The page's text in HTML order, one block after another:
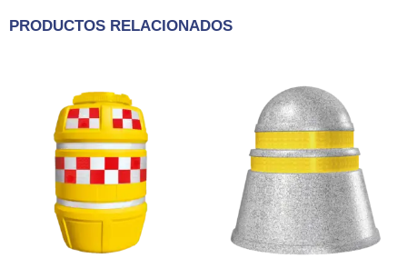
PRODUCTOS RELACIONADOS